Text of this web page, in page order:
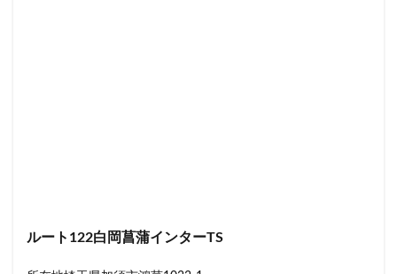
ルート122白岡菖蒲インターTS